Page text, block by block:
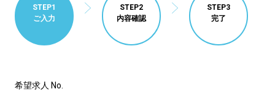
STEP1
ご入力
STEP2
内容確認
STEP3
完了
希望求人 No.